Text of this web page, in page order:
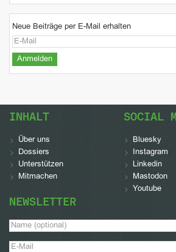
Neue Beiträge per E-Mail erhalten
INHALT
Über uns
Dossiers
Unterstützen
Mitmachen
SOCIAL
Bluesky
Instagram
Linkedin
Mastodon
Youtube
NEWSLETTER